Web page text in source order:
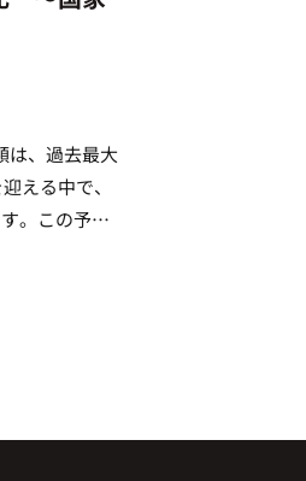
は、過去最大
える中で、
。この予算